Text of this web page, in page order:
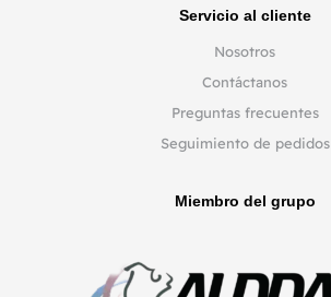
Servicio al cliente
Nosotros
Contáctanos
Preguntas frecuentes
Seguimiento de pedidos
Miembro del grupo